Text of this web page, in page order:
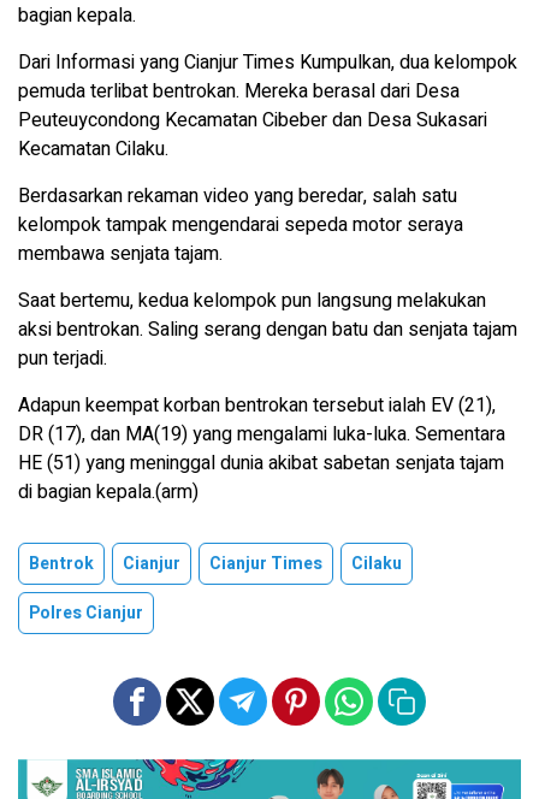
bagian kepala.
Dari Informasi yang Cianjur Times Kumpulkan, dua kelompok
pemuda terlibat bentrokan. Mereka berasal dari Desa
Peuteuycondong Kecamatan Cibeber dan Desa Sukasari
Kecamatan Cilaku.
Berdasarkan rekaman video yang beredar, salah satu
kelompok tampak mengendarai sepeda motor seraya
membawa senjata tajam.
Saat bertemu, kedua kelompok pun langsung melakukan
aksi bentrokan. Saling serang dengan batu dan senjata tajam
pun terjadi.
Adapun keempat korban bentrokan tersebut ialah EV (21),
DR (17), dan MA(19) yang mengalami luka-luka. Sementara
HE (51) yang meninggal dunia akibat sabetan senjata tajam
di bagian kepala.(arm)
Bentrok Cianjur Cianjur Times
Cilaku
Polres Cianjur